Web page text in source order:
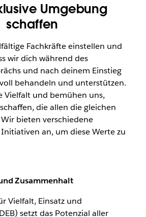
Umgebung
schaffen
Fachkräfte einstellen und
wir dich während des
und nach deinem Einstieg
behandeln und unterstützen.
Vielfalt und bemühen uns,
die allen die gleichen
bieten verschiedene
an, um diese Werte zu
Zusammenhalt
Vielfalt, Einsatz und
setzt das Potenzial aller